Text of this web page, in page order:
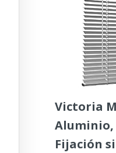
Victoria
Aluminio,
Fijación